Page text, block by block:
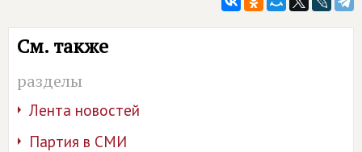
См. также
разделы
Лента новостей
Партия в СМИ